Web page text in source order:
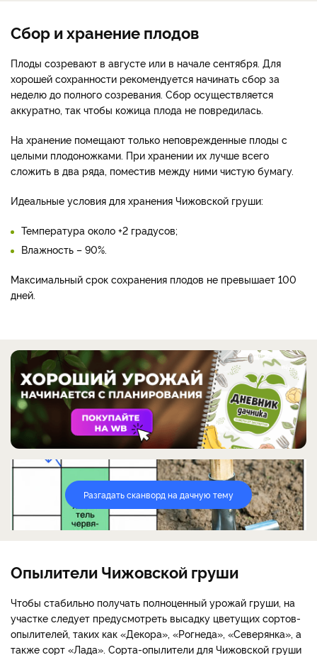
Сбор и хранение плодов
Плоды созревают в августе или в начале сентября. Для
хорошей сохранности рекомендуется начинать сбор за
неделю до полного созревания. Сбор осуществляется
аккуратно, так чтобы кожица плода не повредилась.
На хранение помещают только неповрежденные плоды с
целыми плодоножками. При хранении их лучше всего
сложить в два ряда, поместив между ними чистую бумагу.
Идеальные условия для хранения Чижовской груши:
Температура около +2 градусов;
Влажность – 90%.
Максимальный срок сохранения плодов не превышает 100
дней.
Разгадать сканворд на дачную тему
Опылители Чижовской груши
Чтобы стабильно получать полноценный урожай груши, на
участке следует предусмотреть высадку цветущих сортов-
опылителей, таких как «Декора», «Рогнеда», «Северянка», а
также сорт «Лада». Сорта-опылители для Чижовской груши